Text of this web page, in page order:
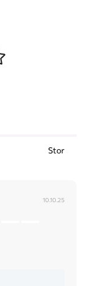
Stor
10.10.25